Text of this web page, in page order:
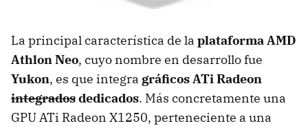
La principal característica de la plataformaAMD
Athlon Neo, cuyo nombre en desarrollo fue
Yukon, es que integra gráficos ATi Radeon
integradosdedicados. Más concretamente una
GPUATi Radeon X1250, perteneciente a una